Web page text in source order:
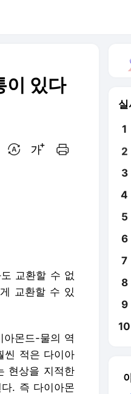
이 있다
교환할 수 없
교환할 수 있
아몬드-물의 역
씬 적은 다이아
현상을 지적한
. 즉 다이아몬
1
2
3
4
5
6
7
8
9
10